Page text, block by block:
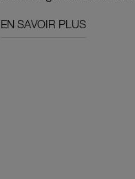
EN SAVOIR PLUS